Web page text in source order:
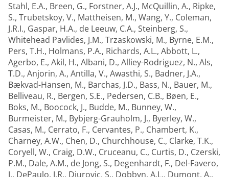
Stahl, E.A., Breen, G., Forstner, A.J., McQuillin, A., Ripke,
S., Trubetskoy, V., Mattheisen, M., Wang, Y., Coleman,
J.R.I., Gaspar, H.A., de Leeuw, C.A., Steinberg, S.,
Whitehead Pavlides, J.M., Trzaskowski, M., Byrne, E.M.,
Pers, T.H., Holmans, P.A., Richards, A.L., Abbott, L.,
Agerbo, E., Akil, H., Albani, D., Alliey-Rodriguez, N., Als,
T.D., Anjorin, A., Antilla, V., Awasthi, S., Badner, J.A.,
Bækvad-Hansen, M., Barchas, J.D., Bass, N., Bauer, M.,
Belliveau, R., Bergen, S.E., Pedersen, C.B., Bøen, E.,
Boks, M., Boocock, J., Budde, M., Bunney, W.,
Burmeister, M., Bybjerg-Grauholm, J., Byerley, W.,
Casas, M., Cerrato, F., Cervantes, P., Chambert, K.,
Charney, A.W., Chen, D., Churchhouse, C., Clarke, T.K.,
Coryell, W., Craig, D.W., Cruceanu, C., Curtis, D., Czerski,
P.M., Dale, A.M., de Jong, S., Degenhardt, F., Del-Favero,
J., DePaulo, J.R., Djurovic, S., Dobbyn, A.L., Dumont, A.,